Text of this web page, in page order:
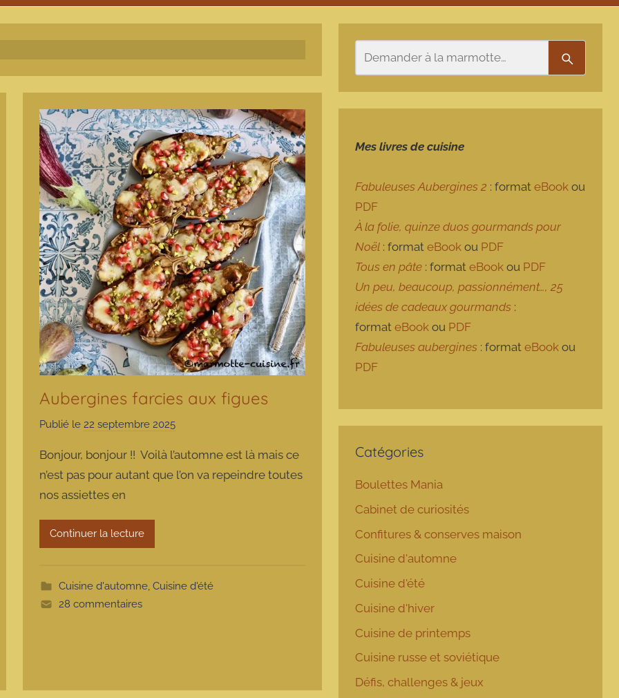
Aubergines farcies aux figues
Publié le22 septembre 2025
r
m
t
Bonjour, bonjour !! Voilà l’automne est là mais ce
n’est pas pour autant que l’on va repeindre toutes
nos assiettes en
Continuer la lecture
Cuisine d'automne, Cuisine d'été
28 commentaires
Mes livres de cuisine
Fabuleuses Aubergines 2 : formateBook ou
PDF
À la folie, quinze duos gourmands pour
Noël : formateBook ou PDF
Tous en pâte : formateBook ou PDF
Un peu, beaucoup, passionnément…, 25
idées de cadeaux gourmands :
formateBook ou PDF
Fabuleuses aubergines : formateBook ou
PDF
Catégories
Boulettes Mania
Cabinet de curiosités
Confitures & conserves maison
Cuisine d'automne
Cuisine d'été
Cuisine d'hiver
Cuisine de printemps
Cuisine russe et soviétique
Défis, challenges & jeux